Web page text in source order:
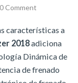
0 Comment
características a
2018adiciona
Dinámica de
de frenado